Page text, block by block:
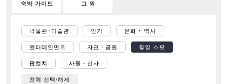
숙박 가이드 그 외
박물관･미술관 인기 문화 ･ 역사
엔터테인먼트 자연・공원 촬영 스팟
팝컬쳐 사원・신사
전체 선택/해제